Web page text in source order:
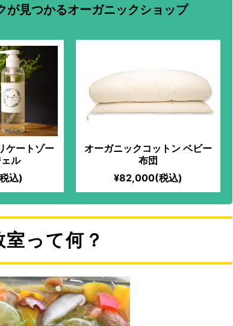
が見つかるオーガニックショップ
ケートゾー
ル
込)
オーガニックコットン ベビー
布団
¥82,000(税込)
って何？